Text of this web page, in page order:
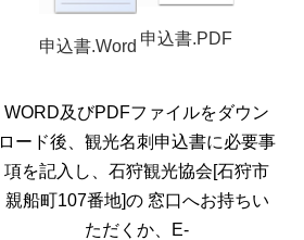
申込書.Word 申込書.PDF
WORD及びPDFファイルをダウン
ロード後、観光名刺申込書に必要事
項を記入し、石狩観光協会[石狩市
親船町107番地]の 窓口へお持ちい
ただくか、E-